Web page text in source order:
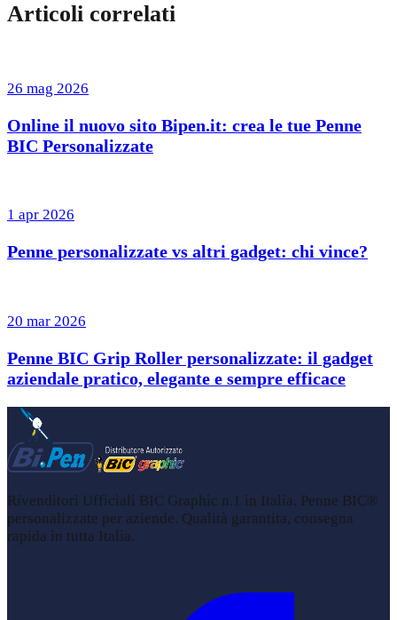
Articoli correlati
26 mag 2026
Online il nuovo sito Bipen.it: crea le tue Penne
BIC Personalizzate
1 apr 2026
Penne personalizzate vs altri gadget: chi vince?
20 mar 2026
Penne BIC Grip Roller personalizzate: il gadget
aziendale pratico, elegante e sempre efficace
Rivenditori Ufficiali BIC Graphic n.1 in Italia. Penne BIC®
personalizzate per aziende. Qualità garantita, consegna
rapida in tutta Italia.